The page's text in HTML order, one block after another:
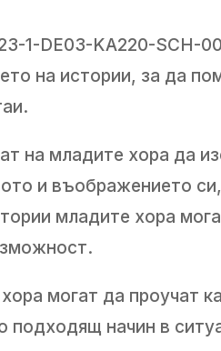
1-DE03-KA220-SCH-
на истории, за да
на младите хора да
и въображението
младите хора
могат да проучат
подходящ начин в